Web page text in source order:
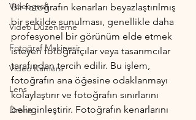
Videografi
Video Düzenleme
Fotoğraf Makinesi
Video Kamera
Lens
Drone
Bir fotoğrafın kenarları beyazlaştırılmış
bir şekilde sunulması, genellikle daha
profesyonel bir görünüm elde etmek
isteyen fotoğrafçılar veya tasarımcılar
tarafından tercih edilir. Bu işlem,
fotoğrafın ana öğesine odaklanmayı
kolaylaştırır ve fotoğrafın sınırlarını
belirginleştirir. Fotoğrafın kenarlarını